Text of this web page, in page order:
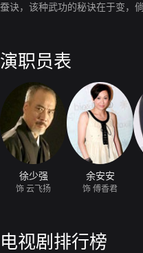
蚕诀，该种武功的秘诀在于变，
演职员表
徐少强
饰 云飞扬
余安安
饰 傅香君
电视剧排行榜